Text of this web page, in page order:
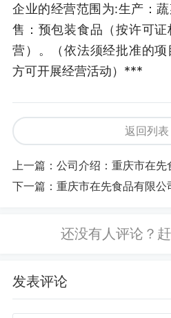
企业的经营范围为:生产：
售：预包装食品（按许可
营）。（依法须经批准的
方可开展经营活动）***
返回列表
上一篇： 公司介绍：重庆市在先
下一篇： 重庆市在先食品有限公
发表评论